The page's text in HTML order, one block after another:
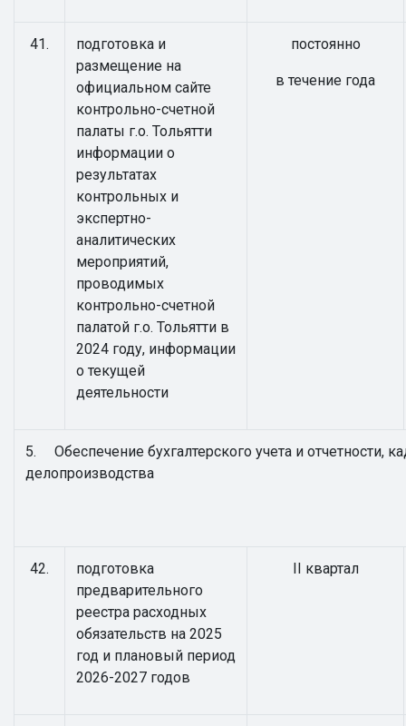
41.
подготовка и
размещение на
официальном сайте
контрольно-счетной
палаты г.о. Тольятти
информации о
результатах
контрольных и
экспертно-
аналитических
мероприятий,
проводимых
контрольно-счетной
палатой г.о. Тольятти в
2024 году, информации
о текущей
деятельности
постоянно
в течение года
5. Обеспечение бухгалтерского учета и отчетности,
делопроизводства
42.
подготовка
предварительного
реестра расходных
обязательств на 2025
год и плановый период
2026-2027 годов
II квартал